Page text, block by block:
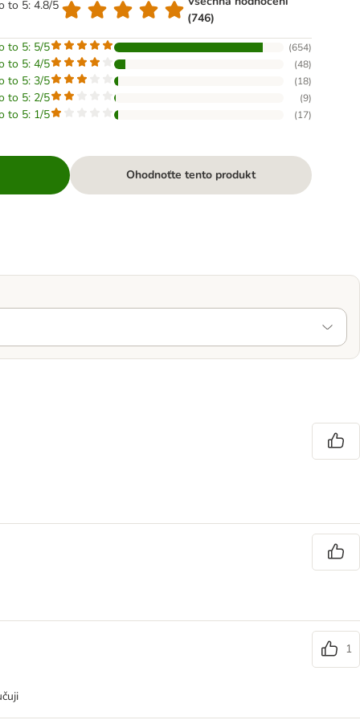
to 5: 4.8/5
(746)
to 5: 5/5
(654)
to 5: 4/5 (48)
to 5: 3/5 (18)
to 5: 2/5 (9)
to 5: 1/5 (17)
Ohodnoťte tento produkt
1